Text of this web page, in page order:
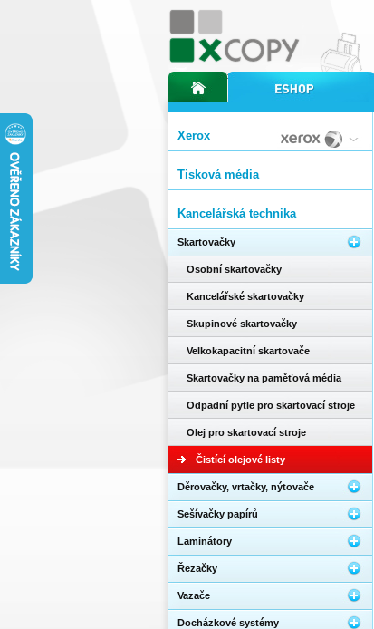
Xerox
Tisková média
Kancelářská technika
Skartovačky
Osobní skartovačky
Kancelářské skartovačky
Skupinové skartovačky
Velkokapacitní skartovače
Skartovačky na paměťová média
Odpadní pytle pro skartovací stroje
Olej pro skartovací stroje
Čistící olejové listy
Děrovačky, vrtačky, nýtovače
Sešívačky papírů
Laminátory
Řezačky
Vazače
Docházkové systémy
úvodní stránka xcopyinternetový obchod xcopy